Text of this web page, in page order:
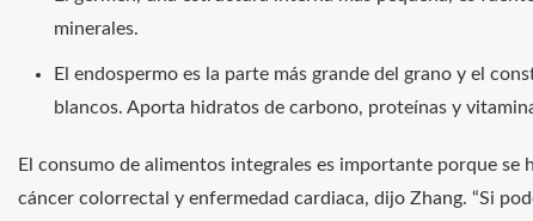
minerales.
El endospermo es la parte más grande del grano y el
blancos. Aporta hidratos de carbono, proteínas y
El consumo de alimentos integrales es importante porque
cáncer colorrectal y enfermedad cardiaca, dijo Zhang. “Si